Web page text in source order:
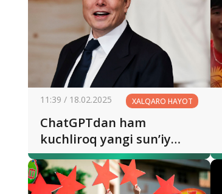
11:39 / 18.02.2025 XALQARO HAYOT
ChatGPTdan ham
kuchliroq yangi sun’iy
intellekt qaysi?